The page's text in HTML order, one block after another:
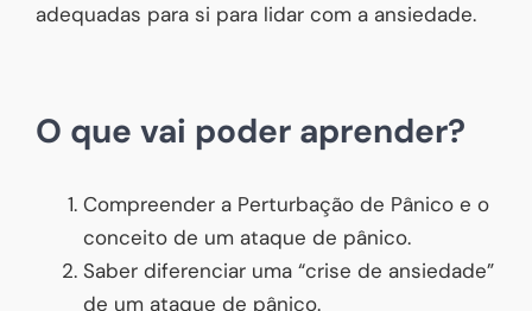
adequadas para si para lidar com a ansiedade.
O que vai poder aprender?
Compreender a Perturbação de Pânico e o
conceito de um ataque de pânico.
Saber diferenciar uma “crise de ansiedade”
de um ataque de pânico.